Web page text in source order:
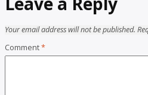
Your email address will not be published.
Comment*